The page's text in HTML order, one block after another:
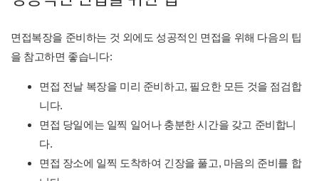
면접복장을 준비하는 것 외에도 성공적인 면접을 위해 다음의 팁
을 참고하면 좋습니다:
면접 전날 복장을 미리 준비하고, 필요한 모든 것을 점검합
니다.
면접 당일에는 일찍 일어나 충분한 시간을 갖고 준비합니
다.
면접 장소에 일찍 도착하여 긴장을 풀고, 마음의 준비를 합